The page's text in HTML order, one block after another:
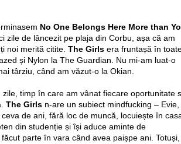
No One Belongs Here More than
zile de lâncezit pe plaja din Corbu, așa că am
noi merită citite. The Girls era fruntașă în
și Nylon la The Guardian. Nu mi-am luat-o
târziu, când am văzut-o la Okian.
zile, timp în care am vânat fiecare oportunitate
The Girls n-are un subiect mindfucking – Evie,
de ani, fără loc de muncă, locuiește în
din studenție și își aduce aminte de
parte în vara când avea paișpe ani. Totuși,